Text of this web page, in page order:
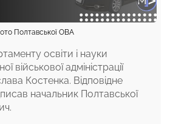
Полтавської ОВА
освіти і науки
військової адміністрації
Костенка. Відповідне
начальник Полтавської